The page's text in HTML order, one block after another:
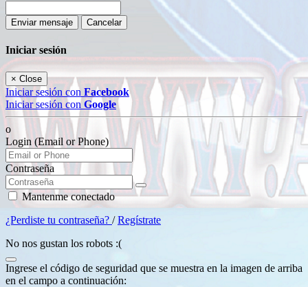
Enviar mensaje Cancelar
Iniciar sesión
× Close
Iniciar sesión con Facebook
Iniciar sesión con Google
o
Login (Email or Phone)
Contraseña
Mantenme conectado
¿Perdiste tu contraseña? /Regístrate
No nos gustan los robots :(
Ingrese el código de seguridad que se muestra en la imagen de arriba
en el campo a continuación: